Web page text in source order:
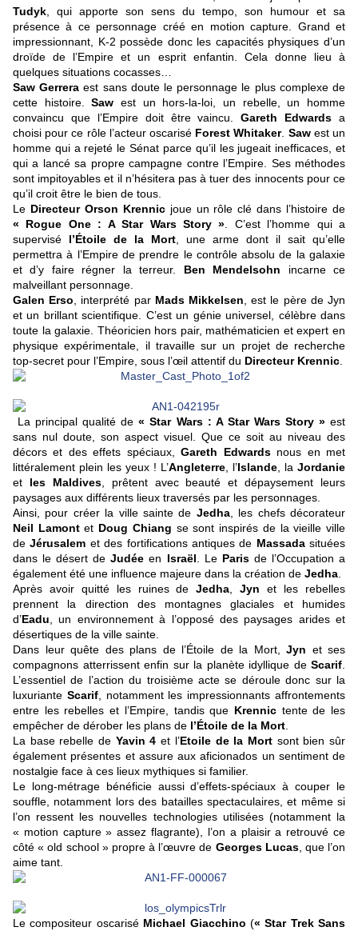
Tudyk , qui apporte son sens du tempo, son humour et sa
présence à ce personnage créé en motion capture. Grand et
impressionnant, K-2 possède donc les capacités physiques d’un
droïde de l’Empire et un esprit enfantin. Cela donne lieu à
quelques situations cocasses…
Saw Gerrera est sans doute le personnage le plus complexe de
cette histoire.Saw est un hors-la-loi, un rebelle, un homme
convaincu que l’Empire doit être vaincu.Gareth Edwards a
choisi pour ce rôle l’acteur oscarisé Forest Whitaker. Sawest un
homme qui a rejeté le Sénat parce qu’il les jugeait inefficaces, et
qui a lancé sa propre campagne contre l’Empire. Ses méthodes
sont impitoyables et il n’hésitera pas à tuer des innocents pour ce
qu’il croit être le bien de tous.
Le Directeur Orson Krennicjoue un rôle clé dans l’histoire de
« Rogue One : A Star Wars Story » . C’est l’homme qui a
supervisé l’Étoile de la Mort , une arme dont il sait qu’elle
permettra à l’Empire de prendre le contrôle absolu de la galaxie
et d’y faire régner la terreur. Ben Mendelsohn incarne ce
malveillant personnage.
Galen Erso , interprété par Mads Mikkelsen , est le père de Jyn
et un brillant scientifique. C’est un génie universel, célèbre dans
toute la galaxie. Théoricien hors pair, mathématicien et expert en
physique expérimentale, il travaille sur un projet de recherche
top-secret pour l’Empire, sous l’œil attentif du Directeur Krennic
La principal qualité de« Star Wars : A Star Wars Story »est
sans nul doute, son aspect visuel. Que ce soit au niveau des
décors et des effets spéciaux,Gareth Edwardsnous en met
littéralement plein les yeux ! L’Angleterre , l’Islande , la Jordanie
et les Maldives, prêtent avec beauté et dépaysement leurs
paysages aux différents lieux traversés par les personnages.
Ainsi, pour créer la ville sainte de Jedha, les chefs décorateur
Neil Lamontet Doug Chiang se sont inspirés de la vieille ville
deJérusalem et des fortifications antiques de Massadasituées
dans le désert deJudée en Israël . Le Parisde l’Occupation a
également été une influence majeure dans la création de Jedha
Après avoir quitté les ruines deJedha ,Jyn et les rebelles
prennent la direction des montagnes glaciales et humides
d’Eadu , un environnement à l’opposé des paysages arides et
désertiques de la ville sainte.
Dans leur quête des plans de l’Étoile de la Mort, Jyn et ses
compagnons atterrissent enfin sur la planète idyllique de Scarif
L’essentiel de l’action du troisième acte se déroule donc sur la
luxuriante Scarif, notamment les impressionnants affrontements
entre les rebelles et l’Empire, tandis que Krennictente de les
empêcher de dérober les plans de l’Étoile de la Mort
La base rebelle de Yavin 4 et l’Etoile de la Mortsont bien sûr
également présentes et assure aux aficionados un sentiment de
nostalgie face à ces lieux mythiques si familier.
Le long-métrage bénéficie aussi d’effets-spéciaux à couper le
souffle, notamment lors des batailles spectaculaires, et même si
l’on ressent les nouvelles technologies utilisées (notamment la
« motion capture » assez flagrante), l’on a plaisir a retrouvé ce
côté « old school » propre à l’œuvre de Georges Lucas, que l’on
aime tant.
Le compositeur oscarisé Michael Giacchino (« Star Trek Sans